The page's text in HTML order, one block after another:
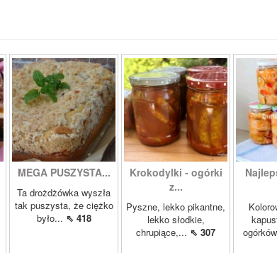
MEGA PUSZYSTA...
Ta drożdżówka wyszła
tak puszysta, że ciężko
było... ⇖ 418
Krokodylki - ogórki
z...
Pyszne, lekko pikantne,
lekko słodkie,
chrupiące,... ⇖ 307